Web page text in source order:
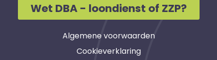
Wet DBA - loondienst of ZZP?
Algemene voorwaarden
Cookieverklaring